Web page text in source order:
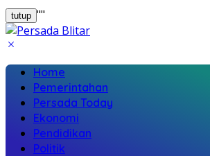
tutup ""
Home
Pemerintahan
Persada Today
Ekonomi
Pendidikan
Politik